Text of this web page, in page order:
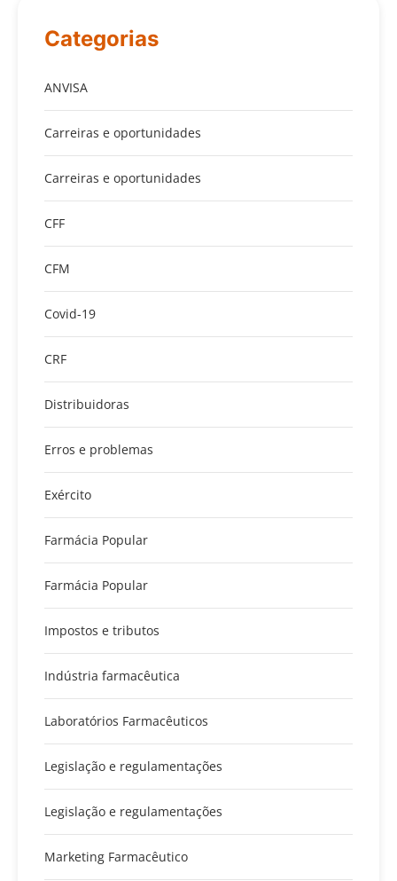
Categorias
ANVISA
Carreiras e oportunidades
Carreiras e oportunidades
CFF
CFM
Covid-19
CRF
Distribuidoras
Erros e problemas
Exército
Farmácia Popular
Farmácia Popular
Impostos e tributos
Indústria farmacêutica
Laboratórios Farmacêuticos
Legislação e regulamentações
Legislação e regulamentações
Marketing Farmacêutico